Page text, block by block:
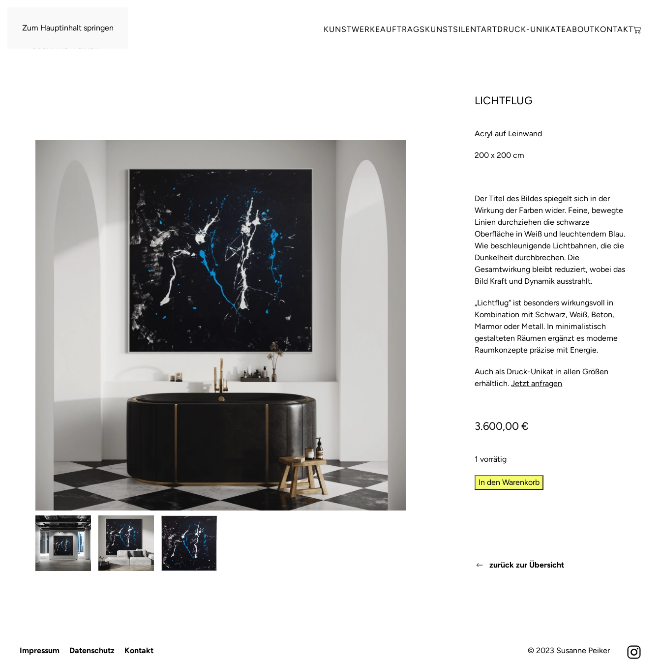
Zum Hauptinhalt springen KUNSTWERKEAUFTRAGSKUNSTSILENTARTDRUCK-UNIKATEABOUTKONTAKT
LICHTFLUG
Acryl auf Leinwand
200 x 200 cm
Der Titel des Bildes spiegelt sich in der
Wirkung der Farben wider. Feine, bewegte
Linien durchziehen die schwarze
Oberfläche in Weiß und leuchtendem Blau.
Wie beschleunigende Lichtbahnen, die die
Dunkelheit durchbrechen. Die
Gesamtwirkung bleibt reduziert, wobei das
Bild Kraft und Dynamik ausstrahlt.
„Lichtflug“ ist besonders wirkungsvoll in
Kombination mit Schwarz, Weiß, Beton,
Marmor oder Metall. In minimalistisch
gestalteten Räumen ergänzt es moderne
Raumkonzepte präzise mit Energie.
Auch als Druck-Unikat in allen Größen
erhältlich.Jetzt anfragen
3.600,00€
1 vorrätig
LICHTFLUG
Menge
In den Warenkorb
zurück zur Übersicht
Impressum Datenschutz Kontakt © 2023 Susanne Peiker